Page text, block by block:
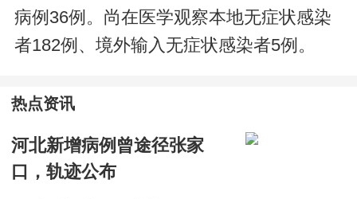
病例36例。尚在医学观察本地无症状感染
者182例、境外输入无症状感染者5例。
热点资讯
河北新增病例曾途径张家
口，轨迹公布